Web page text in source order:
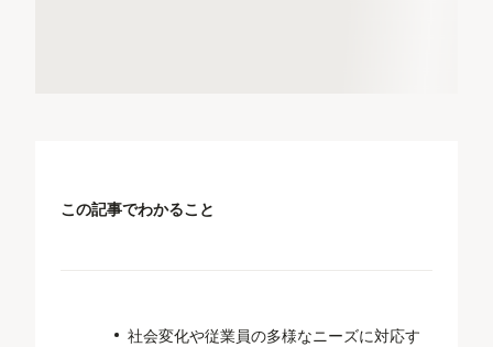
この記事でわかること
社会変化や従業員の多様なニーズに対応す